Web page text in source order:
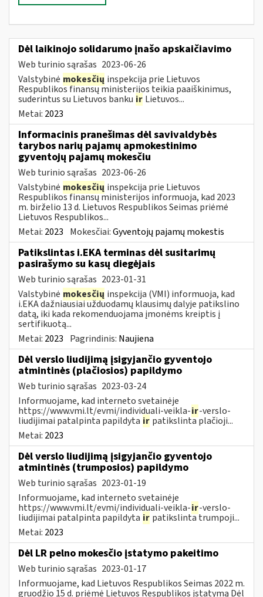
Dėl laikinojo solidarumo įnašo apskaičiavimo
Web turinio sąrašas 2023-06-26
Valstybinė mokesčių inspekcija prie Lietuvos
Respublikos finansų ministerijos teikia paaiškinimus,
suderintus su Lietuvos banku ir Lietuvos...
Metai: 2023
Informacinis pranešimas dėl savivaldybės
tarybos narių pajamų apmokestinimo
gyventojų pajamų mokesčiu
Web turinio sąrašas 2023-06-26
Valstybinė mokesčių inspekcija prie Lietuvos
Respublikos finansų ministerijos informuoja, kad 2023
m. birželio 13 d. Lietuvos Respublikos Seimas priėmė
Lietuvos Respublikos...
Metai: 2023 Mokesčiai:Gyventojų pajamų mokestis
Patikslintas i.EKA terminas dėl susitarimų
pasirašymo su kasų diegėjais
Web turinio sąrašas 2023-01-31
Valstybinė mokesčių inspekcija (VMI) informuoja, kad
i.EKA dažniausiai užduodamų klausimų dalyje patikslino
datą, iki kada rekomenduojama įmonėms kreiptis į
sertifikuotą...
Metai: 2023 Pagrindinis: Naujiena
Dėl verslo liudijimą įsigyjančio gyventojo
atmintinės (plačiosios) papildymo
Web turinio sąrašas 2023-03-24
Informuojame, kad interneto svetainėje
https://www.vmi.lt/evmi/individuali-veikla-ir-verslo-
liudijimai patalpinta papildyta ir patikslinta plačioji...
Metai: 2023
Dėl verslo liudijimą įsigyjančio gyventojo
atmintinės (trumposios) papildymo
Web turinio sąrašas 2023-01-19
Informuojame, kad interneto svetainėje
https://www.vmi.lt/evmi/individuali-veikla-ir-verslo-
liudijimai patalpinta papildyta ir patikslinta trumpoji...
Metai: 2023
Dėl LR pelno mokesčio įstatymo pakeitimo
Web turinio sąrašas 2023-01-17
Informuojame, kad Lietuvos Respublikos Seimas 2022 m.
gruodžio 15 d. priėmė Lietuvos Respublikos įstatymą Dėl